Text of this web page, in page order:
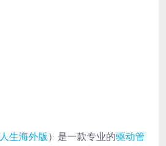
生海外版）是一款专业的驱动管